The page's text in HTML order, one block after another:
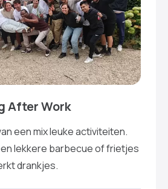
After Work
een mix leuke activiteiten.
lekkere barbecue of frietjes
drankjes.